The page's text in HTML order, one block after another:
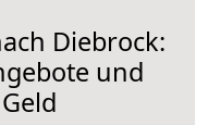
Diebrock:
und